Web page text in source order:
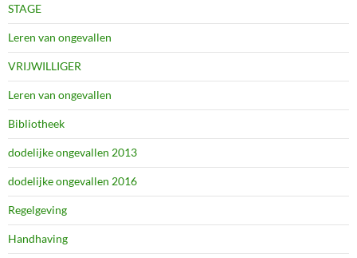
STAGE
Leren van ongevallen
VRIJWILLIGER
Leren van ongevallen
Bibliotheek
dodelijke ongevallen 2013
dodelijke ongevallen 2016
Regelgeving
Handhaving